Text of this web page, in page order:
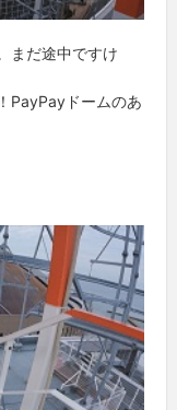
まだ途中ですけ
ドームのあ